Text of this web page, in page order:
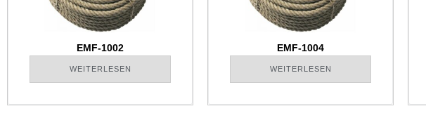
EMF-1002
WEITERLESEN
EMF-1004
WEITERLESEN